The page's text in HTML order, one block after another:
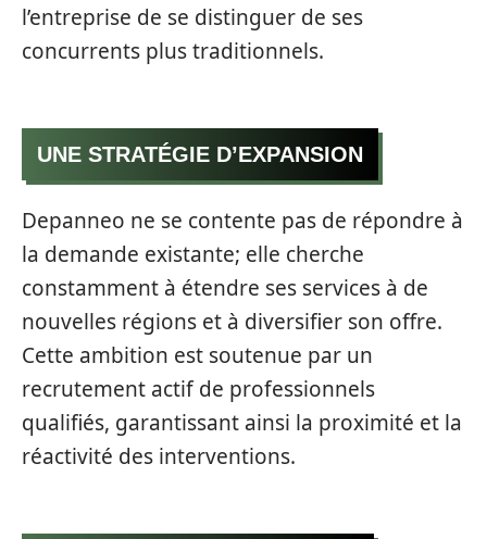
l’entreprise de se distinguer de ses
concurrents plus traditionnels.
UNE STRATÉGIE D’EXPANSION
Depanneo ne se contente pas de répondre à
la demande existante; elle cherche
constamment à étendre ses services à de
nouvelles régions et à diversifier son offre.
Cette ambition est soutenue par un
recrutement actif de professionnels
qualifiés, garantissant ainsi la proximité et la
réactivité des interventions.